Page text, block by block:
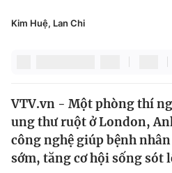
Pháp luật
Thế giới
Tin tức
Thế giới đó đây
Kinh tế
Công nghệ
Kim Huệ, Lan Chi
VTV.vn - Một phòng thí
ung thư ruột ở London,
công nghệ giúp bệnh
sớm, tăng cơ hội sống sót